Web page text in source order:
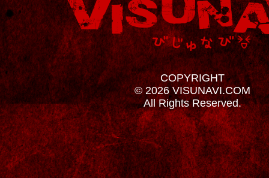
COPYRIGHT
© 2026 VISUNAVI.COM
All Rights Reserved.